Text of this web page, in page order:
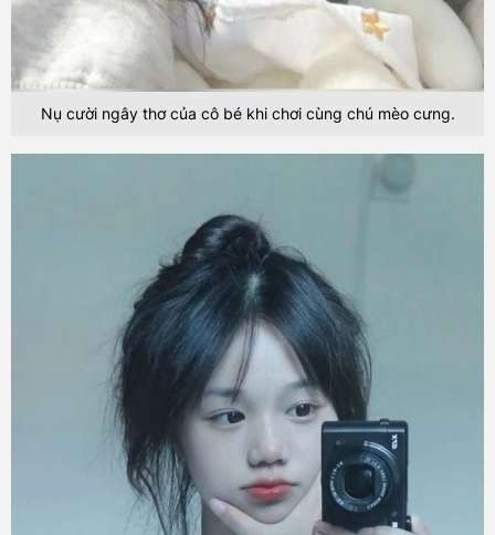
Nụ cười ngây thơ của cô bé khi chơi cùng chú mèo cưng.